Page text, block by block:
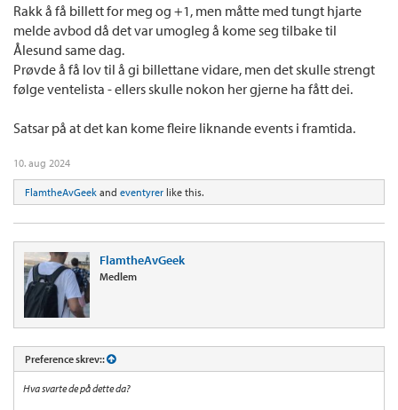
Rakk å få billett for meg og +1, men måtte med tungt hjarte
melde avbod då det var umogleg å kome seg tilbake til
Ålesund same dag.
Prøvde å få lov til å gi billettane vidare, men det skulle strengt
følge ventelista - ellers skulle nokon her gjerne ha fått dei.
Satsar på at det kan kome fleire liknande events i framtida.
10. aug 2024
FlamtheAvGeek and eventyrer like this.
FlamtheAvGeek
Medlem
Preference skrev::
Hva svarte de på dette da?